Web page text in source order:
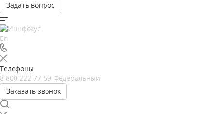
Задать вопрос
En
Телефоны
8 800 222-77-59 Федеральный
Заказать звонок